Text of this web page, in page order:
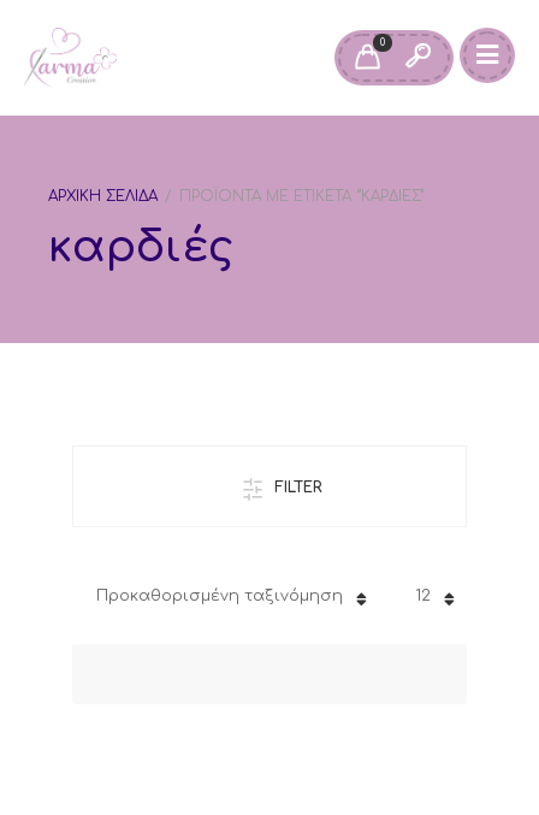
0
ΑΡΧΙΚΉ ΣΕΛΊΔΑ / ΠΡΟΪΌΝΤΑ ΜΕ ΕΤΙΚΈΤΑ “ΚΑΡΔΙΈΣ”
καρδιές
FILTER
12
Προκαθορισμένη ταξινόμηση